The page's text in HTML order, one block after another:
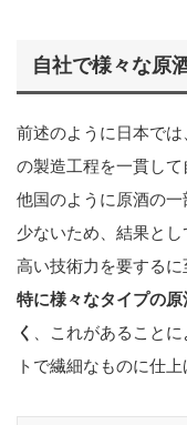
自社で様々な原
前述のように日本で
の製造工程を一貫して
他国のように原酒の
少ないため、結果とし
高い技術力を要するに
特に様々なタイプの
く
、これがあること
トで繊細なものに仕